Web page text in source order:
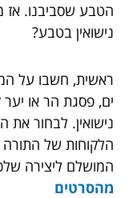
הטבע שסביבנו.
נישואין בטבע?
ראשית, חשבו על
ים, פסגת הר או
נישואין. לבחור
הלקוחות של
המושלם ליצירה
מהסרטים